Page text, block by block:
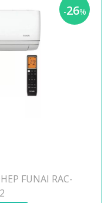
-26%
FUNAI RAC-